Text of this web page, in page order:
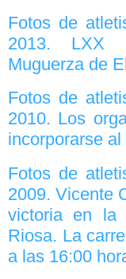
Fotos de
2013. LXX
Muguerza de
Fotos de
2010. Los
incorporarse
Fotos de
2009. Vicente
victoria en la
Riosa. La
a las 16:00